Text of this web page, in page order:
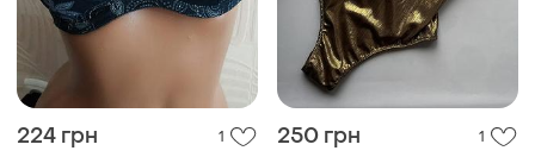
224 грн 1 250 грн 1